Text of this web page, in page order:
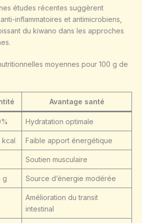
études récentes suggèrent
inflammatoires et antimicrobiens,
du kiwano dans les approches
moyennes pour 100 g de
Avantage santé
Hydratation optimale
kcal Faible apport énergétique
Soutien musculaire
g Source d’énergie modérée
Amélioration du transit
intestinal